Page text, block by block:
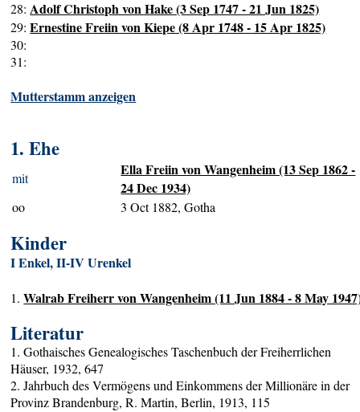
28:Adolf Christoph von Hake (3 Sep 1747 - 21 Jun 1825)
29:Ernestine Freiin von Kiepe (8 Apr 1748 - 15 Apr 1825)
30:
31:
Mutterstamm anzeigen
1. Ehe
mit
Ella Freiin von Wangenheim (13 Sep 1862 -
24 Dec 1934)
oo 3 Oct 1882, Gotha
Kinder
I Enkel, II-IV Urenkel
1.Walrab Freiherr von Wangenheim (11 Jun 1884 - 8 May
Literatur
1. Gothaisches Genealogisches Taschenbuch der Freiherrlichen
Häuser, 1932, 647
2. Jahrbuch des Vermögens und Einkommens der Millionäre in der
Provinz Brandenburg, R. Martin, Berlin, 1913, 115